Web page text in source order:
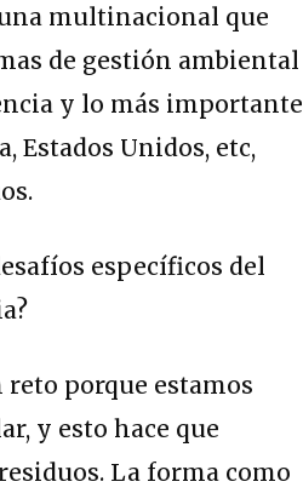
multinacional que
de gestión ambiental
y lo más importante
Estados Unidos, etc,
específicos del
porque estamos
y esto hace que
La forma como